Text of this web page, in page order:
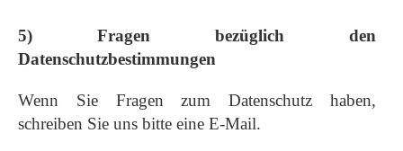
5) Fragen bezüglich den
Datenschutzbestimmungen
Wenn Sie Fragen zum Datenschutz haben,
schreiben Sie uns bitte eine E-Mail.